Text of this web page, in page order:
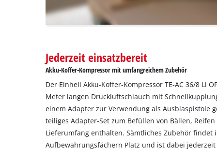
to
their
CMP
to
this
content
to
the
list
Jederzeit einsatzbereit
Akku-Koffer-Kompressor mit umfangreichem Zubehör
Der Einhell Akku-Koffer-Kompressor TE-AC 36/8 Li
Meter langen Druckluftschlauch mit
einem Adapter zur Verwendung als Ausblaspistole
teiliges Adapter-Set zum Befüllen von Bällen,
Lieferumfang enthalten. Sämtliches Zubehör findet
Aufbewahrungsfächern Platz und ist dabei